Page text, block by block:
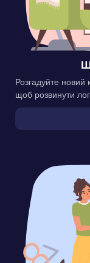
Розгадуйте новий
щоб розвинути